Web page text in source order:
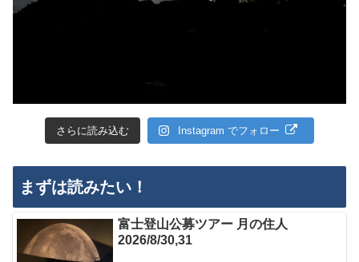
さらに読み込む Instagram でフォロー
まずは読みたい！
富士登山公募ツアー 月の住人
2026/8/30,31